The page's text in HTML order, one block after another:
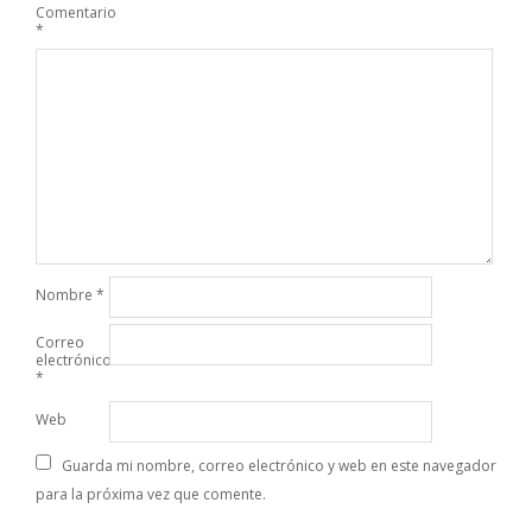
Comentario
*
Nombre *
Correo
electrónico
*
Web
Guarda mi nombre, correo electrónico y web en este navegador
para la próxima vez que comente.